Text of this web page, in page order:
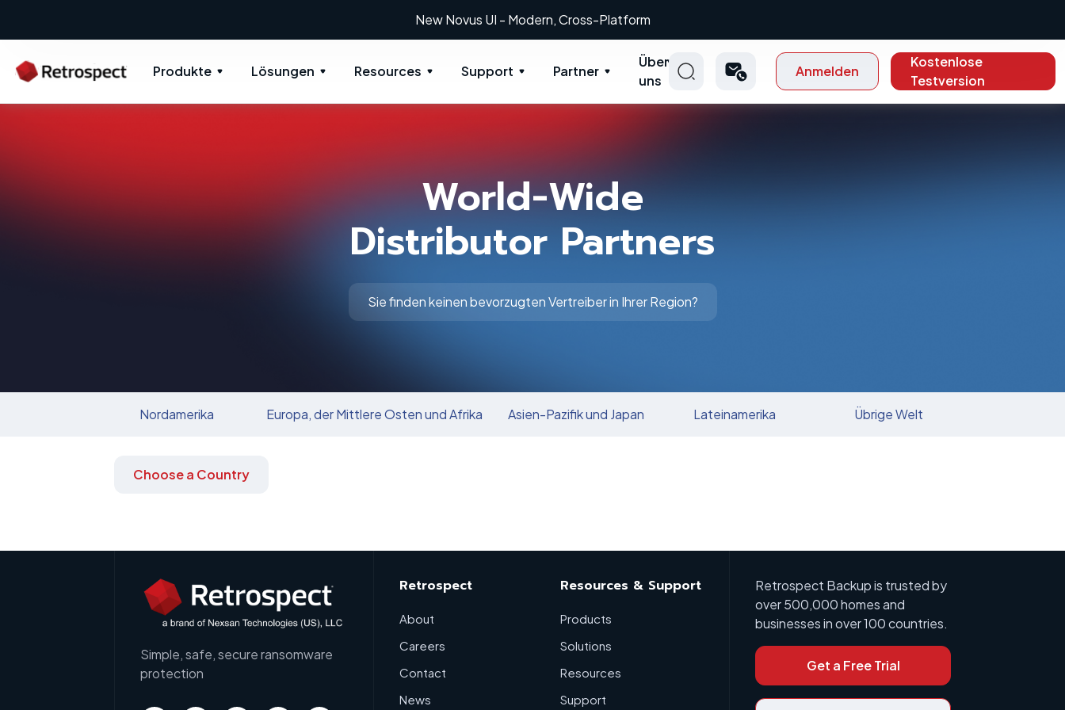
New Novus UI - Modern, Cross-Platform
Produkte Lösungen Resources Support Partner
Über
uns
Anmelden
Kostenlose
Testversion
World-Wide
Distributor Partners
Sie finden keinen bevorzugten Vertreiber in Ihrer Region?
Nordamerika Europa, der Mittlere Osten und Afrika Asien-Pazifik und Japan Lateinamerika Übrige Welt
Choose a Country
Simple, safe, secure ransomware
protection
Retrospect
About
Careers
Contact
News
Resources & Support
Products
Solutions
Resources
Support
Retrospect Backup is trusted by
over 500,000 homes and
businesses in over 100 countries.
Get a Free Trial